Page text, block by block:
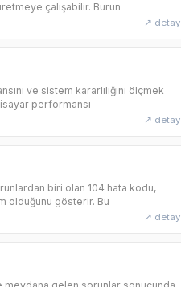
çalışabilir. Burun
↗ detay
ve sistem kararlılığını ölçmek
performansı
↗ detay
biri olan 104 hata kodu,
olduğunu gösterir. Bu
↗ detay